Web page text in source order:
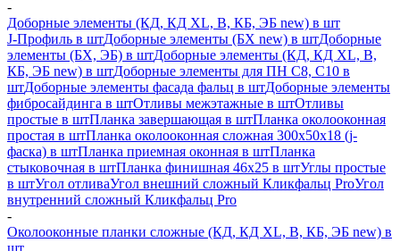
-
Доборные элементы (КД, КД XL, В, КБ, ЭБ new) в шт
J-Профиль в штДоборные элементы (БХ new) в штДоборные
элементы (БХ, ЭБ) в штДоборные элементы (КД, КД XL, В,
КБ, ЭБ new) в штДоборные элементы для ПН С8, С10 в
штДоборные элементы фасада фальц в штДоборные элементы
фибросайдинга в штОтливы межэтажные в штОтливы
простые в штПланка завершающая в штПланка околооконная
простая в штПланка околооконная сложная 300х50х18 (j-
фаска) в штПланка приемная оконная в штПланка
стыковочная в штПланка финишная 46х25 в штУглы простые
в штУгол отливаУгол внешний сложный Кликфальц ProУгол
внутренний сложный Кликфальц Pro
-
Околооконные планки сложные (КД, КД XL, В, КБ, ЭБ new) в
шт